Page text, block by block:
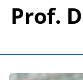
Prof.